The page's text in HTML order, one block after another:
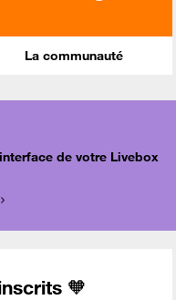
La communauté
de votre Livebox
🧡